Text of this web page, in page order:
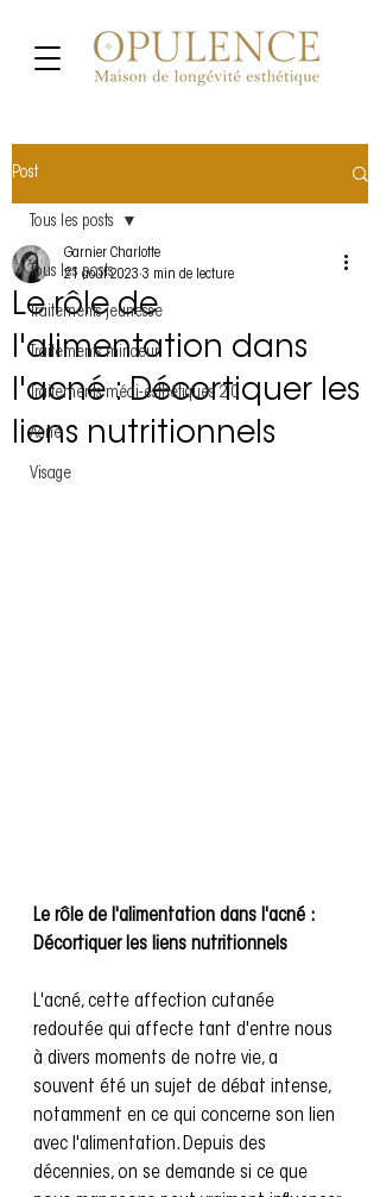
Post
Tous les posts
Traitements jeunesse
Traitements minceur
Traitements médi-esthétiques 2.0
Acné
Visage
Tous les posts
Le rôle de
l'alimentation dans
l'acné : Décortiquer les
liens nutritionnels
Garnier Charlotte
21 août 2023 3 min de lecture
Le rôle de l'alimentation dans l'acné :
Décortiquer les liens nutritionnels
L'acné, cette affection cutanée
redoutée qui affecte tant d'entre nous
à divers moments de notre vie, a
souvent été un sujet de débat intense,
notamment en ce qui concerne son lien
avec l'alimentation. Depuis des
décennies, on se demande si ce que